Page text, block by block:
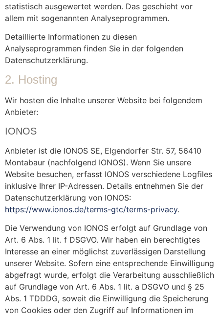
statistisch ausgewertet werden. Das geschieht vor
allem mit sogenannten Analyseprogrammen.
Detaillierte Informationen zu diesen
Analyseprogrammen finden Sie in der folgenden
Datenschutzerklärung.
2. Hosting
Wir hosten die Inhalte unserer Website bei folgendem
Anbieter:
IONOS
Anbieter ist die IONOS SE, Elgendorfer Str. 57, 56410
Montabaur (nachfolgend IONOS). Wenn Sie unsere
Website besuchen, erfasst IONOS verschiedene Logfiles
inklusive Ihrer IP-Adressen. Details entnehmen Sie der
Datenschutzerklärung von IONOS:
https://www.ionos.de/terms-gtc/terms-privacy.
Die Verwendung von IONOS erfolgt auf Grundlage von
Art. 6 Abs. 1 lit. f DSGVO. Wir haben ein berechtigtes
Interesse an einer möglichst zuverlässigen Darstellung
unserer Website. Sofern eine entsprechende Einwilligung
abgefragt wurde, erfolgt die Verarbeitung ausschließlich
auf Grundlage von Art. 6 Abs. 1 lit. a DSGVO und § 25
Abs. 1 TDDDG, soweit die Einwilligung die Speicherung
von Cookies oder den Zugriff auf Informationen im